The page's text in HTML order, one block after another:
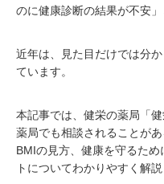
のに健康診断の結果が不安
近年は、見た目だけでは分
ています。
本記事では、健栄の薬局「
薬局でも相談されることが
BMIの見方、健康を守るた
トについてわかりやすく解説